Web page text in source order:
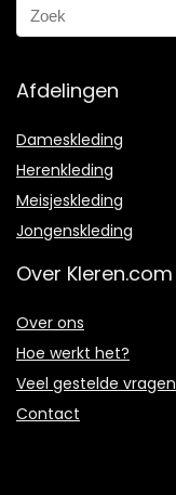
Afdelingen
Dameskleding
Herenkleding
Meisjeskleding
Jongenskleding
Over Kleren.com
Over ons
Hoe werkt het?
Veel gestelde vragen
Contact